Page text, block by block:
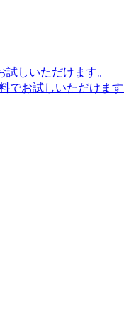
しいただけます。
でお試しいただけます